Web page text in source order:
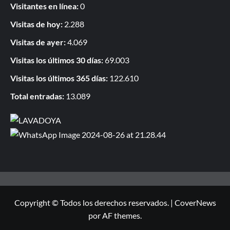
Visitantes en línea:0
Visitas de hoy: 2.288
Visitas de ayer:4.069
Visitas los últimos 30 días:69.003
Visitas los últimos 365 días: 122.610
Total entradas: 13.089
Copyright © Todos los derechos reservados. | CoverNews
por AF themes.